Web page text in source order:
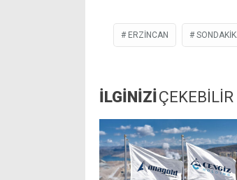
ERZINCAN
İLGİNİZİÇEKEBİLİR